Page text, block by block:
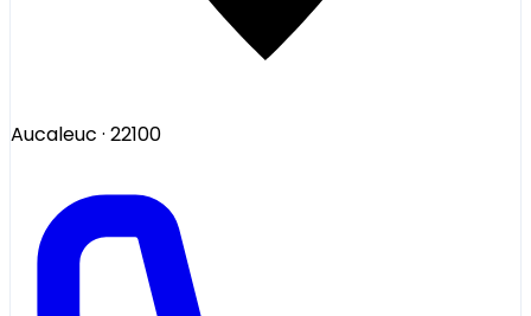
Aucaleuc · 22100